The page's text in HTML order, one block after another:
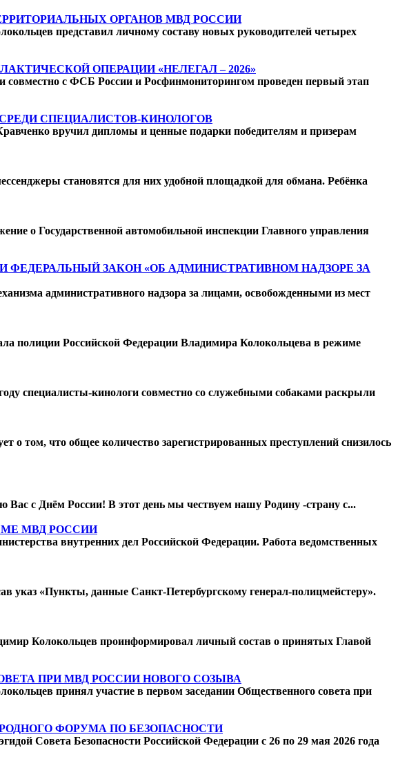
ОРГАНОВ МВД РОССИИ
представил личному составу новых руководителей четырех
ОПЕРАЦИИ «НЕЛЕГАЛ – 2026»
совместно с ФСБ России и Росфинмониторингом проведен первый этап
СПЕЦИАЛИСТОВ-КИНОЛОГОВ
вручил дипломы и ценные подарки победителям и призерам
становятся для них удобной площадкой для обмана. Ребёнка
о Государственной автомобильной инспекции Главного управления
ЗАКОН «ОБ АДМИНИСТРАТИВНОМ НАДЗОРЕ ЗА
административного надзора за лицами, освобожденными из мест
полиции Российской Федерации Владимира Колокольцева в режиме
специалисты-кинологи совместно со служебными собаками раскрыли
о том, что общее количество зарегистрированных преступлений снизилось
с Днём России! В этот день мы чествуем нашу Родину -страну с...
МВД РОССИИ
внутренних дел Российской Федерации. Работа ведомственных
указ «Пункты, данные Санкт-Петербургскому генерал-полицмейстеру».
Колокольцев проинформировал личный состав о принятых Главой
ПРИ МВД РОССИИ НОВОГО СОЗЫВА
принял участие в первом заседании Общественного совета при
ФОРУМА ПО БЕЗОПАСНОСТИ
Совета Безопасности Российской Федерации с 26 по 29 мая 2026 года